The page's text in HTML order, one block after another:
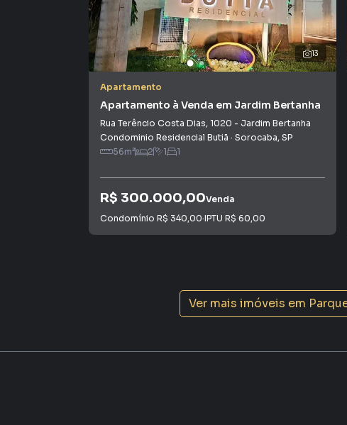
produzir campanhas específicas para Sorocaba, o
interessados e tendo como consequência uma
rápido. Contamos também com um time de
atendimento preparada para atender proprietários
13
Apartamento
Apartamento à Venda em Jardim Bertanha
Rua Terêncio Costa Dias, 1020 - Jardim Bertanha
Condominio Residencial Butiã · Sorocaba, SP
56m² 2 1 1
R$ 300.000,00Venda
Condomínio R$ 340,00·IPTU R$ 60,00
Ver mais imóveis em